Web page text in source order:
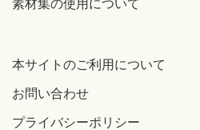
素材集の使用について
本サイトのご利用について
お問い合わせ
プライバシーポリシー